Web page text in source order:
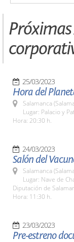
25/03/2023
Hora del
Salamanca
Lugar: Palacio y
Hora: 20:30 h.
24/03/2023
Salón del
Salamanca
Lugar: Nave de
Diputación de
Hora: 11:30 h.
23/03/2023
Pre-estreno